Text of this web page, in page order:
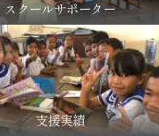
スクールサポーター
支援実績